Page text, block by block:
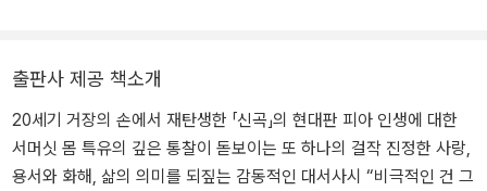
외에도 대표작으로 《과자와 맥주》, 《극장》, 《면도날》 등과 단편집
출판사 제공 책소개
20세기 거장의 손에서 재탄생한 「신곡」의 현대판 피아 인생에 대한
서머싯 몸 특유의 깊은 통찰이 돋보이는 또 하나의 걸작 진정한 사랑,
용서와 화해, 삶의 의미를 되짚는 감동적인 대서사시 “비극적인 건 그